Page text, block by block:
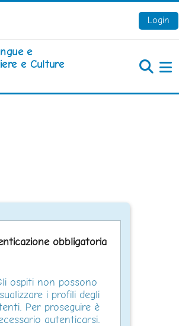
Login
e
e Culture
obbligatoria
ospiti non possono
i profili degli
Per proseguire è
autenticarsi.